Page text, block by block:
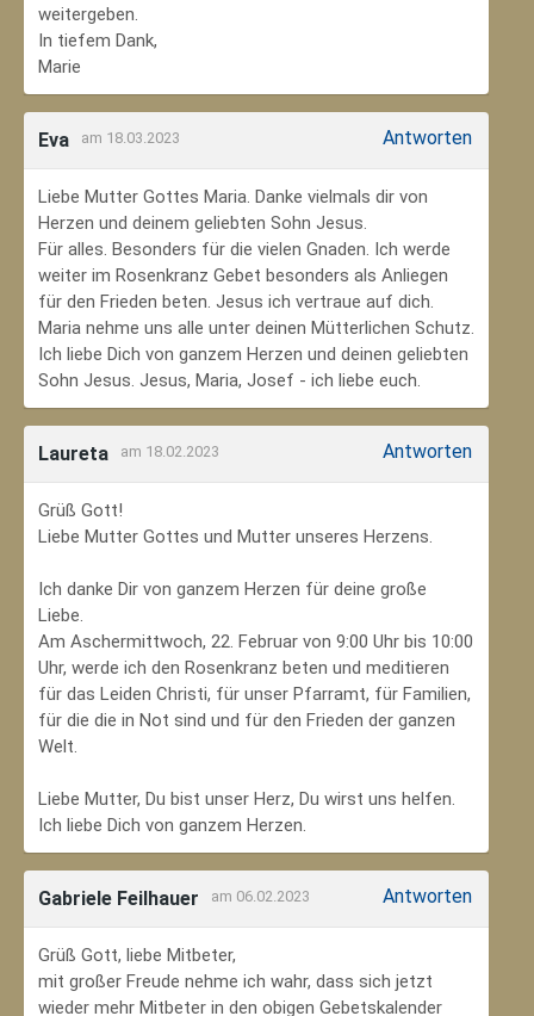
weitergeben.
In tiefem Dank,
Marie
Eva am 18.03.2023 Antworten
Liebe Mutter Gottes Maria. Danke vielmals dir von
Herzen und deinem geliebten Sohn Jesus.
Für alles. Besonders für die vielen Gnaden. Ich werde
weiter im Rosenkranz Gebet besonders als Anliegen
für den Frieden beten. Jesus ich vertraue auf dich.
Maria nehme uns alle unter deinen Mütterlichen Schutz.
Ich liebe Dich von ganzem Herzen und deinen geliebten
Sohn Jesus. Jesus, Maria, Josef - ich liebe euch.
Laureta am 18.02.2023 Antworten
Grüß Gott!
Liebe Mutter Gottes und Mutter unseres Herzens.
Ich danke Dir von ganzem Herzen für deine große
Liebe.
Am Aschermittwoch, 22. Februar von 9:00 Uhr bis 10:00
Uhr, werde ich den Rosenkranz beten und meditieren
für das Leiden Christi, für unser Pfarramt, für Familien,
für die die in Not sind und für den Frieden der ganzen
Welt.
Liebe Mutter, Du bist unser Herz, Du wirst uns helfen.
Ich liebe Dich von ganzem Herzen.
Gabriele Feilhauer am 06.02.2023 Antworten
Grüß Gott, liebe Mitbeter,
mit großer Freude nehme ich wahr, dass sich jetzt
wieder mehr Mitbeter in den obigen Gebetskalender